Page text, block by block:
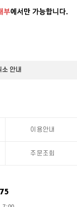
안내
이용안내
주문조회